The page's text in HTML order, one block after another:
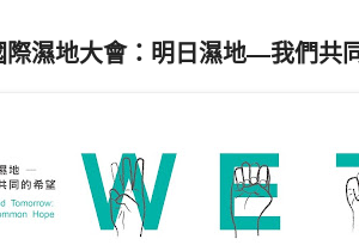
際濕地大會：明日濕地—我們共